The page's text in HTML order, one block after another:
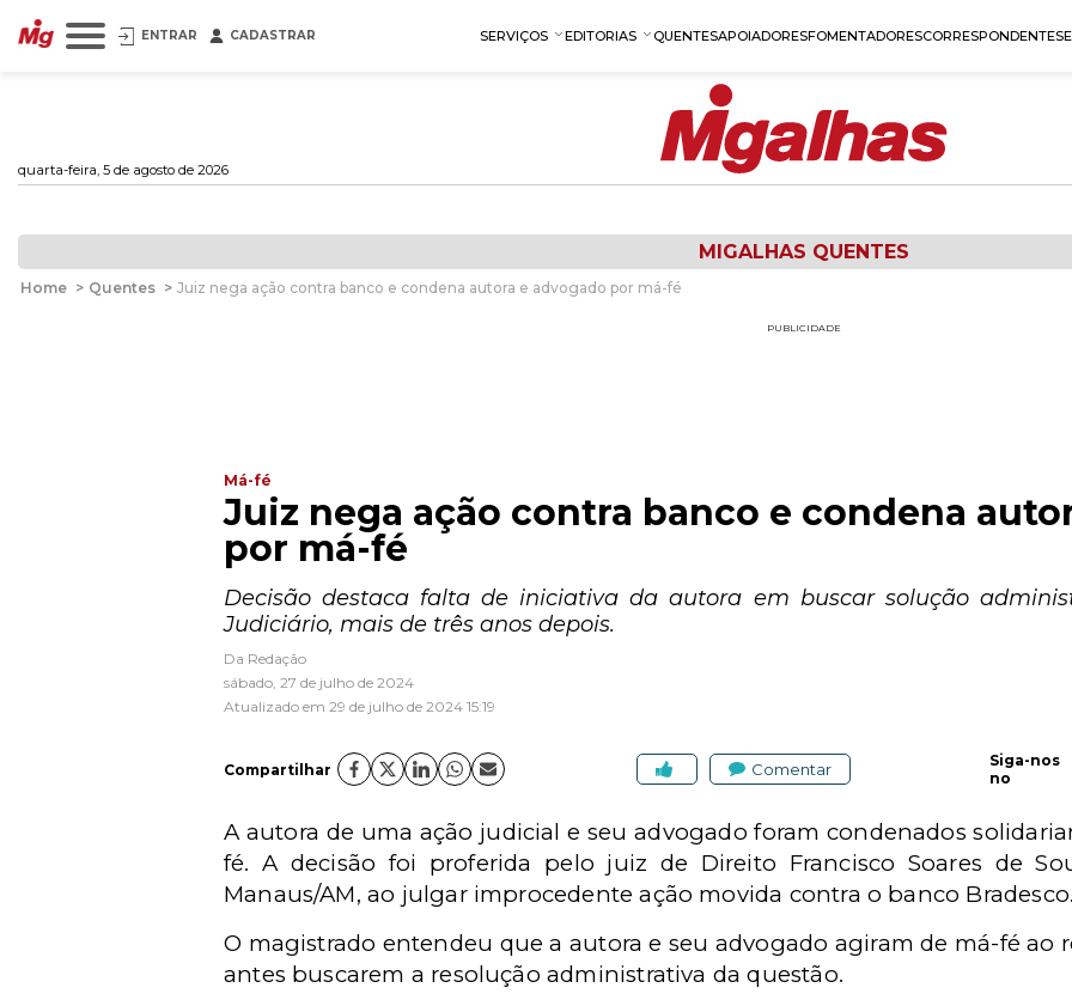
ENTRAR CADASTRAR SERVIÇOS EDITORIAS QUENTESAPOIADORESFOMENTADORESCORRESPONDENTES
quarta-feira, 5 de agosto de 2026
MIGALHAS QUENTES
Home > Quentes > Juiz nega ação contra banco e condena autora e advogado por má-fé
PUBLICIDADE
Má-fé
Juiz nega ação contra banco e condena
por má-fé
Decisão destaca falta de iniciativa da autora em buscar solução
Judiciário, mais de três anos depois.
Da Redação
sábado, 27 de julho de 2024
Atualizado em 29 de julho de 2024 15:19
Compartilhar Comentar
Siga-nos
no
A autora de uma ação judicial e seu advogado foram condenados
fé. A decisão foi proferida pelo juiz de Direito Francisco Soares de
Manaus/AM, ao julgar improcedente ação movida contra o banco
O magistrado entendeu que a autora e seu advogado agiram de má-fé ao
antes buscarem a resolução administrativa da questão.